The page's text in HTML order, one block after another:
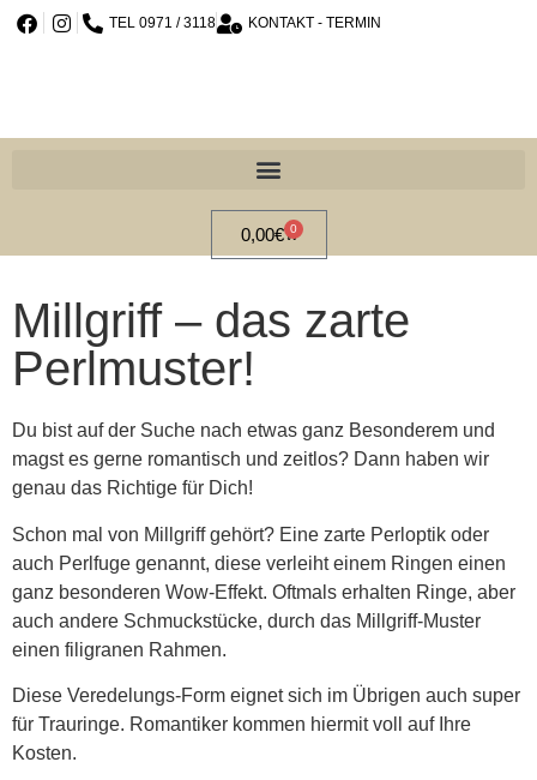
TEL 0971 / 3118 KONTAKT - TERMIN
0,00€ 0
Millgriff – das zarte
Perlmuster!
Du bist auf der Suche nach etwas ganz Besonderem und
magst es gerne romantisch und zeitlos? Dann haben wir
genau das Richtige für Dich!
Schon mal von Millgriff gehört? Eine zarte Perloptik oder
auch Perlfuge genannt, diese verleiht einem Ringen einen
ganz besonderen Wow-Effekt. Oftmals erhalten Ringe, aber
auch andere Schmuckstücke, durch das Millgriff-Muster
einen filigranen Rahmen.
Diese Veredelungs-Form eignet sich im Übrigen auch super
für Trauringe. Romantiker kommen hiermit voll auf Ihre
Kosten.